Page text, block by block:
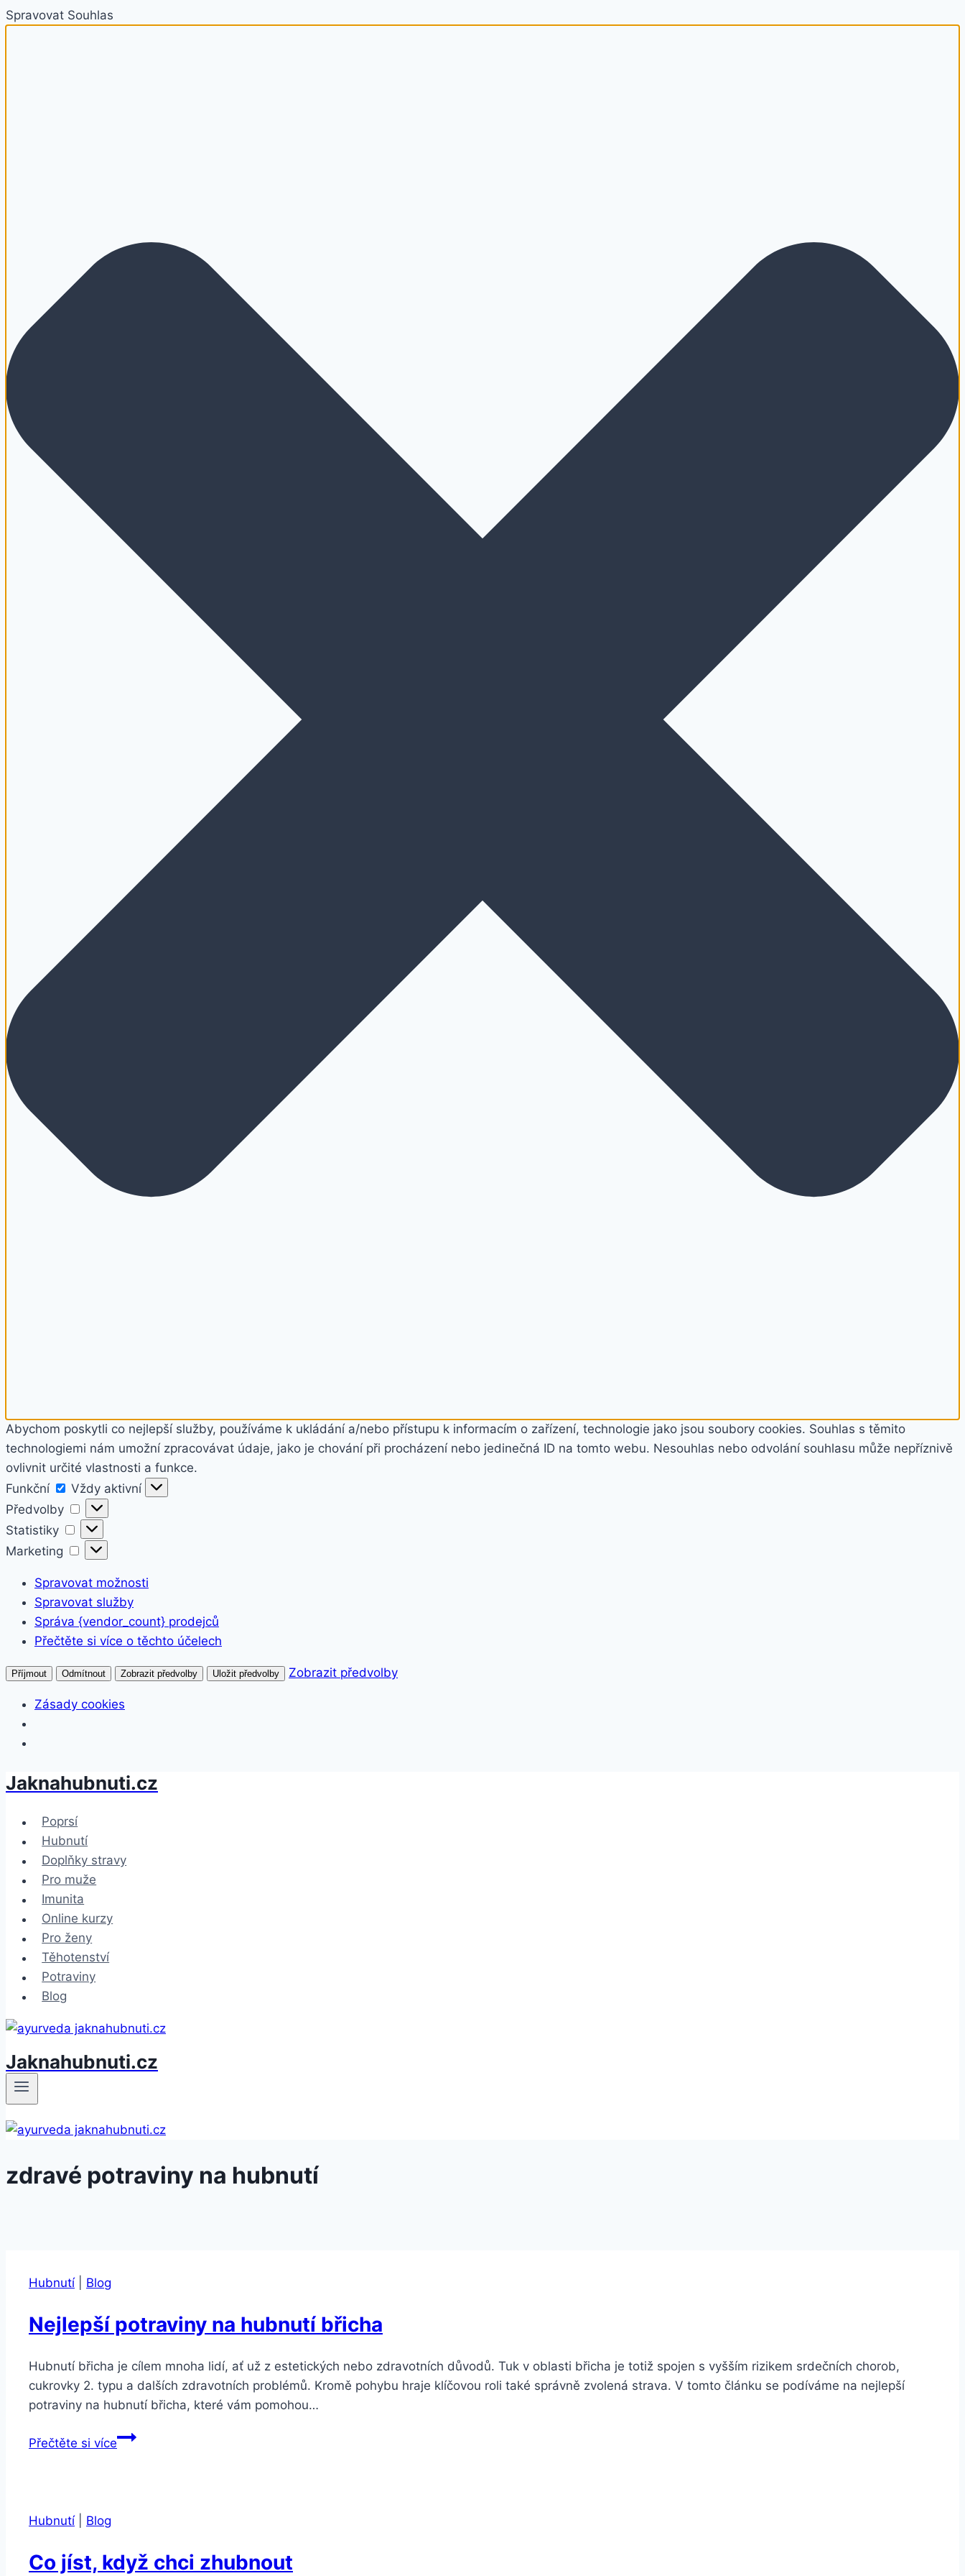
Spravovat Souhlas
Abychom poskytli co nejlepší služby, používáme k ukládání a/nebo přístupu k informacím o zařízení, technologie jako jsou soubory cookies. Souhlas s těmito
technologiemi nám umožní zpracovávat údaje, jako je chování při procházení nebo jedinečná ID na tomto webu. Nesouhlas nebo odvolání souhlasu může nepříznivě
ovlivnit určité vlastnosti a funkce.
Funkční
Funkční
Vždy aktivní
Předvolby
Předvolby
Statistiky
Statistiky
Marketing
Marketing
Spravovat možnosti
Spravovat služby
Správa {vendor_count} prodejců
Přečtěte si více o těchto účelech
Příjmout Odmítnout Zobrazit předvolby Uložit předvolby Zobrazit předvolby
Zásady cookies
Přeskočit
obsah
Jaknahubnuti.cz
Poprsí
Hubnutí
Doplňky stravy
Pro muže
Imunita
Online kurzy
Pro ženy
Těhotenství
Potraviny
Blog
Jaknahubnuti.cz
zdravé potraviny na hubnutí
Hubnutí Blog
Nejlepší potraviny na hubnutí břicha
Hubnutí břicha je cílem mnoha lidí, ať už z estetických nebo zdravotních důvodů. Tuk v oblasti břicha je totiž spojen s vyšším rizikem srdečních chorob,
cukrovky 2. typu a dalších zdravotních problémů. Kromě pohybu hraje klíčovou roli také správně zvolená strava. V tomto článku se podíváme na nejlepší
potraviny na hubnutí břicha, které vám pomohou…
Přečtěte si víceNejlepší
Hubnutí| Blog
Co jíst, když chci zhubnout